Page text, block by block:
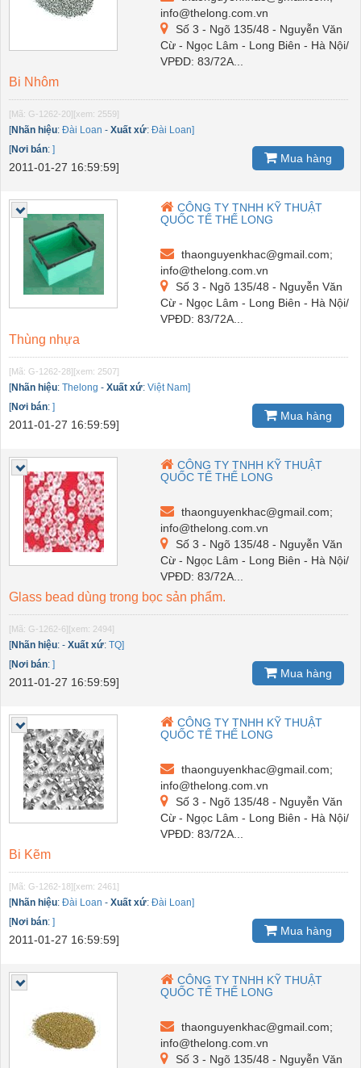
info@thelong.com.vn
Số 3 - Ngõ 135/48 - Nguyễn Văn
Cừ - Ngọc Lâm - Long Biên - Hà Nội/
VPĐD: 83/72A...
Bi Nhôm
[Mã: G-1262-20][xem: 2559]
[Nhãn hiệu: Đài Loan - Xuất xứ: Đài Loan]
[Nơi bán: ]
2011-01-27 16:59:59]
Mua hàng
CÔNG TY TNHH KỸ THUẬT
QUỐC TẾ THẾ LONG
thaonguyenkhac@gmail.com;
info@thelong.com.vn
Số 3 - Ngõ 135/48 - Nguyễn Văn
Cừ - Ngọc Lâm - Long Biên - Hà Nội/
VPĐD: 83/72A...
Thùng nhựa
[Mã: G-1262-28][xem: 2507]
[Nhãn hiệu: Thelong - Xuất xứ: Việt Nam]
[Nơi bán: ]
2011-01-27 16:59:59]
Mua hàng
CÔNG TY TNHH KỸ THUẬT
QUỐC TẾ THẾ LONG
thaonguyenkhac@gmail.com;
info@thelong.com.vn
Số 3 - Ngõ 135/48 - Nguyễn Văn
Cừ - Ngọc Lâm - Long Biên - Hà Nội/
VPĐD: 83/72A...
Glass bead dùng trong bọc sản phẩm.
[Mã: G-1262-6][xem: 2494]
[Nhãn hiệu: - Xuất xứ: TQ]
[Nơi bán: ]
2011-01-27 16:59:59]
Mua hàng
CÔNG TY TNHH KỸ THUẬT
QUỐC TẾ THẾ LONG
thaonguyenkhac@gmail.com;
info@thelong.com.vn
Số 3 - Ngõ 135/48 - Nguyễn Văn
Cừ - Ngọc Lâm - Long Biên - Hà Nội/
VPĐD: 83/72A...
Bi Kẽm
[Mã: G-1262-18][xem: 2461]
[Nhãn hiệu: Đài Loan - Xuất xứ: Đài Loan]
[Nơi bán: ]
2011-01-27 16:59:59]
Mua hàng
CÔNG TY TNHH KỸ THUẬT
QUỐC TẾ THẾ LONG
thaonguyenkhac@gmail.com;
info@thelong.com.vn
Số 3 - Ngõ 135/48 - Nguyễn Văn